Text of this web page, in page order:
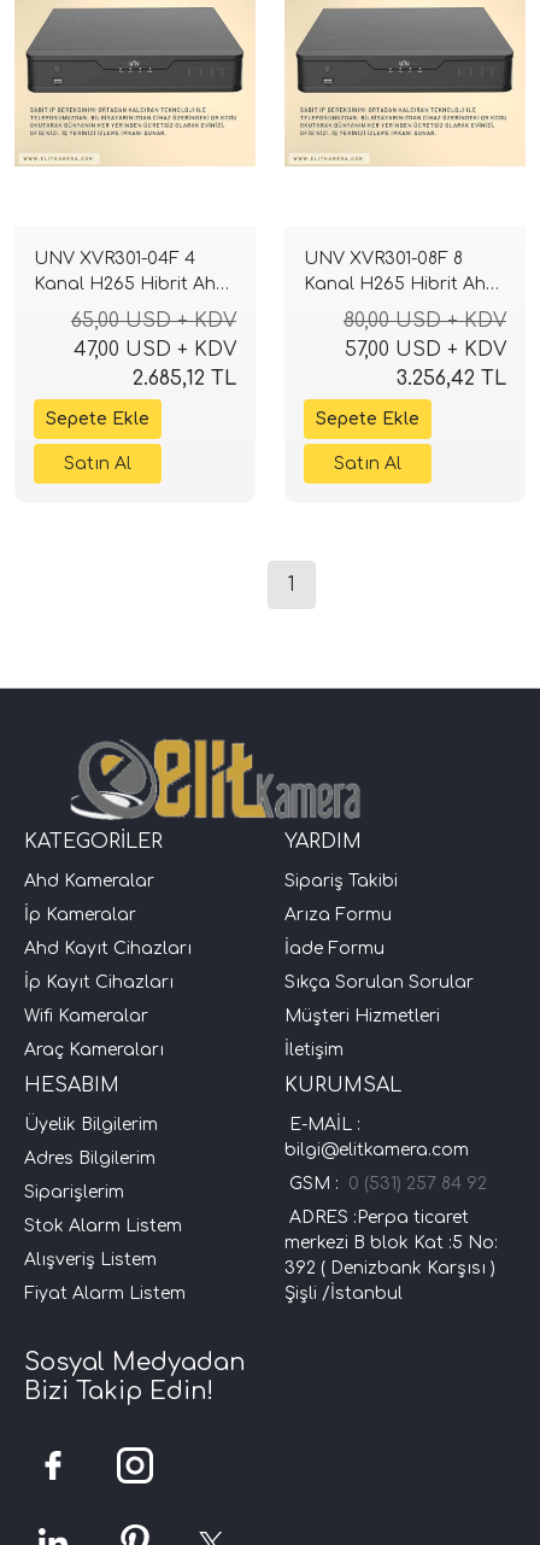
UNV XVR301-04F 4
Kanal H265 Hibrit Ahd
Tvı Cvı Sesli Dvr Kayıt
65,00 USD + KDV
47,00 USD + KDV
2.685,12 TL
UNV XVR301-08F 8
Kanal H265 Hibrit Ahd
Tvı Cvı Sesli Dvr Kayıt
80,00 USD + KDV
57,00 USD + KDV
3.256,42 TL
1
KATEGORİLER
Ahd Kameralar
İp Kameralar
Ahd Kayıt Cihazları
İp Kayıt Cihazları
Wifi Kameralar
Araç Kameraları
YARDIM
Sipariş Takibi
Arıza Formu
İade Formu
Sıkça Sorulan Sorular
Müşteri Hizmetleri
İletişim
HESABIM
Üyelik Bilgilerim
Adres Bilgilerim
Siparişlerim
Stok Alarm Listem
Alışveriş Listem
Fiyat Alarm Listem
KURUMSAL
E-MAİL :
bilgi@elitkamera.com
GSM : 0 (531) 257 84 92
ADRES :Perpa ticaret
merkezi B blok Kat :5 No:
392 ( Denizbank Karşısı )
Şişli /İstanbul
Sosyal Medyadan
Bizi Takip Edin!